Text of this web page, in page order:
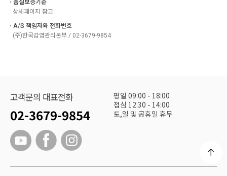
ㆍ품질보증기준
상세페이지 참고
ㆍA/S 책임자와 전화번호
(주)한국감염관리본부 / 02-3679-9854
고객문의 대표전화
02-3679-9854
평일 09:00 - 18:00
점심 12:30 - 14:00
토,일 및 공휴일 휴무